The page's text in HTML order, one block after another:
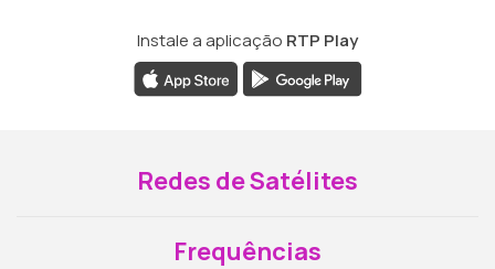
Instale a aplicação RTP Play
Redes de Satélites
Frequências